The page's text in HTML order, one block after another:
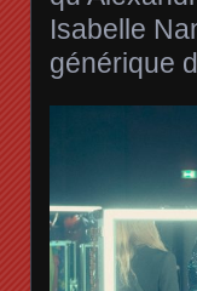
Isabelle
générique